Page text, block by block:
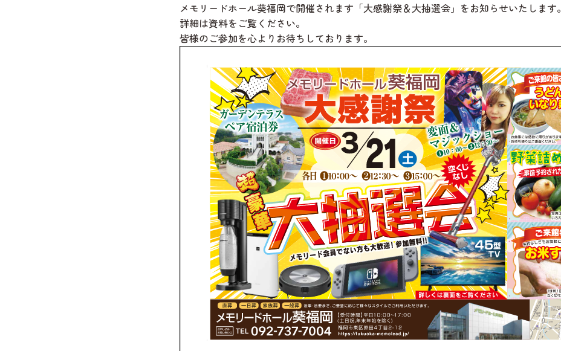
メモリードホール葵福岡で開催されます「大感謝祭＆大抽選会」をお知らせいたします。
詳細は資料をご覧ください。
皆様のご参加を心よりお待ちしております。